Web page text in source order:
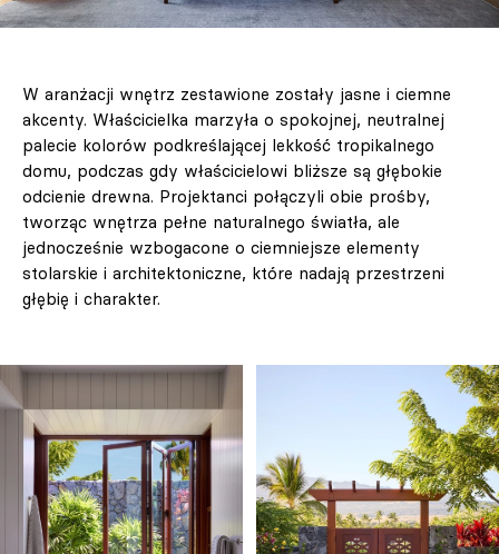
W aranżacji wnętrz zestawione zostały jasne i ciemne
akcenty. Właścicielka marzyła o spokojnej, neutralnej
palecie kolorów podkreślającej lekkość tropikalnego
domu, podczas gdy właścicielowi bliższe są głębokie
odcienie drewna. Projektanci połączyli obie prośby,
tworząc wnętrza pełne naturalnego światła, ale
jednocześnie wzbogacone o ciemniejsze elementy
stolarskie i architektoniczne, które nadają przestrzeni
głębię i charakter.